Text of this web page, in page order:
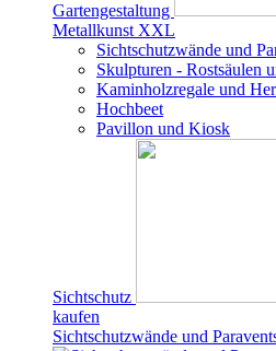
Gartengestaltung
Metallkunst XXL
Sichtschutzwände und
Skulpturen - Rostsäulen
Kaminholzregale und
Hochbeet
Pavillon und Kiosk
Sichtschutz
kaufen
Sichtschutzwände und